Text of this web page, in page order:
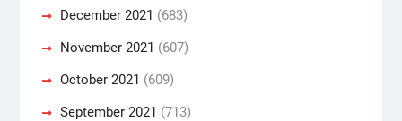
December 2021 (683)
November 2021 (607)
October 2021 (609)
September 2021 (713)